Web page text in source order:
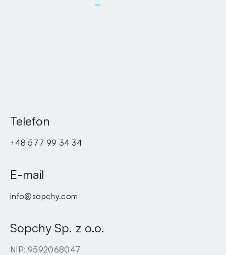
Telefon
+48 577 99 34 34
E-mail
info@sopchy.com
Sopchy Sp. z o.o.
NIP: 9592068047